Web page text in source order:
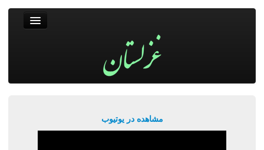
مشاهده در یوتیوب